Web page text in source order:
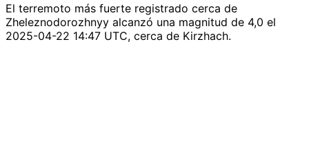
El terremoto más fuerte registrado cerca de
Zheleznodorozhnyy alcanzó una magnitud de 4,0 el
2025-04-22 14:47 UTC, cerca de Kirzhach.